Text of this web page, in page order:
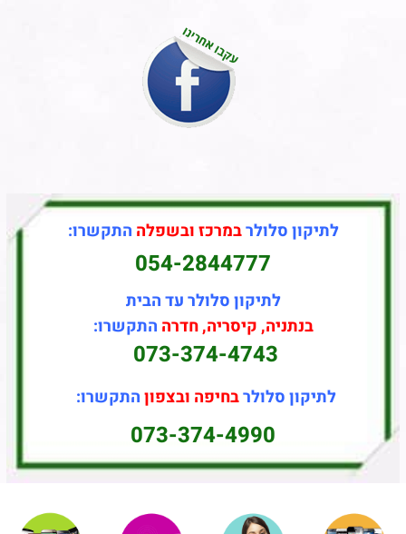
לתיקון סלולרבמרכז ובשפלה התקשרו:
054-2844777
לתיקון סלולר עד הבית
בנתניה, קיסריה, חדרה התקשרו:
073-374-4743
לתיקון סלולרבחיפה ובצפוןהתקשרו:
073-374-4990